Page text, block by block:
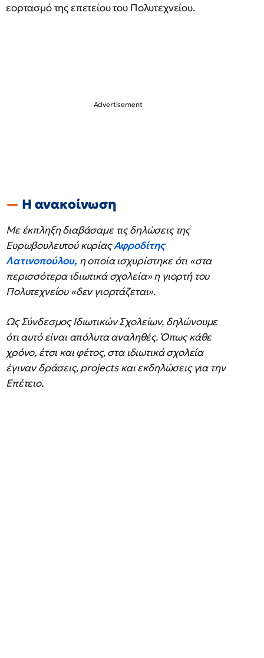
εορτασμό της επετείου του Πολυτεχνείου.
Η ανακοίνωση
Με έκπληξη διαβάσαμε τις δηλώσεις της
Ευρωβουλευτού κυρίαςΑφροδίτης
Λατινοπούλου,η οποία ισχυρίστηκε ότι «στα
περισσότερα ιδιωτικά σχολεία» η γιορτή του
Πολυτεχνείου «δεν γιορτάζεται».
Ως Σύνδεσμος Ιδιωτικών Σχολείων, δηλώνουμε
ότι αυτό είναι απόλυτα αναληθές. Όπως κάθε
χρόνο, έτσι και φέτος, στα ιδιωτικά σχολεία
έγιναν δράσεις, projects και εκδηλώσεις για την
Επέτειο.